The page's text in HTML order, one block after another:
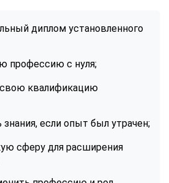
диплом установленного
профессию с нуля;
квалификацию
знания, если опыт был утрачен;
сферу для расширения